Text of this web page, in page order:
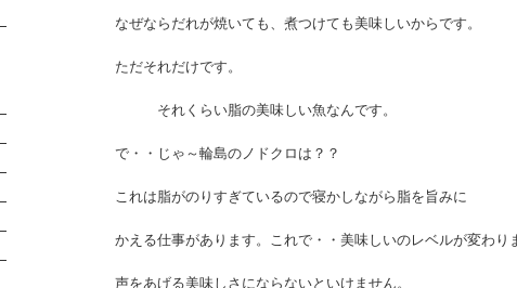
なぜならだれが焼いても、煮つけても美味しいからです。
ただそれだけです。
それくらい脂の美味しい魚なんです。
で・・じゃ～輪島のノドクロは？？
これは脂がのりすぎているので寝かしながら脂を旨みに
かえる仕事があります。これで・・美味しいのレベルが変わり
声をあげる美味しさにならないといけません。